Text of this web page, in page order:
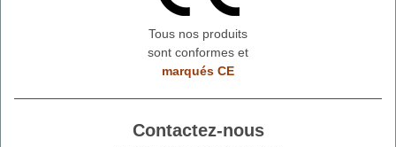
Tous nos produits
sont conformes et
marqués CE
Contactez-nous